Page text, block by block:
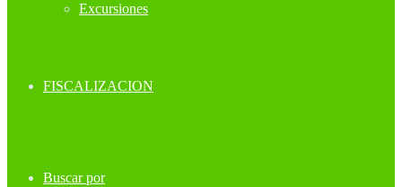
Excursiones
FISCALIZACION
Buscar por